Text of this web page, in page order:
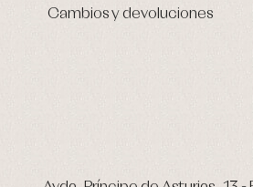
Cambios y devoluciones